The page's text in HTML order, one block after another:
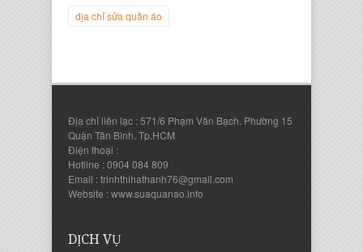
Nguyễn Thanh Sang
Giám Đốc Công ty Lam Sơn Phát
địa chỉ sửa quần áo
Địa chỉ liên lạc : 571/6 Phạm Văn Bạch. Phường 15
Quận Tân Bình. Tp.HCM
Điện thoại :
Hotline : 0904 084 809
Email : trinhthihathanh76@gmail.com
Website : www.suaquanao.info
DỊCH VỤ